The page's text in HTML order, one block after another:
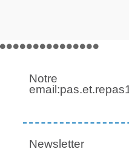
Notre
Newsletter